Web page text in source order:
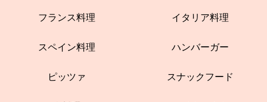
フランス料理 イタリア料理
スペイン料理 ハンバーガー
ピッツァ スナックフード